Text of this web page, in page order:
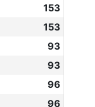
153
153
93
93
96
96